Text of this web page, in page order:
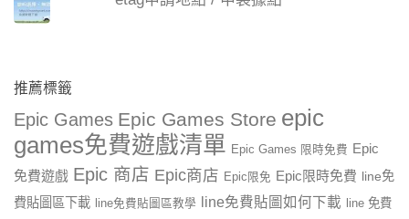
推薦標籤
Epic Games Epic Games Store epic
games免費遊戲清單 Epic Games 限時免費 Epic
免費遊戲 Epic 商店 Epic商店 Epic限免 Epic限時免費 line免
費貼圖區下載
line免費貼圖區教學 line免費貼圖如何下載
line 免費